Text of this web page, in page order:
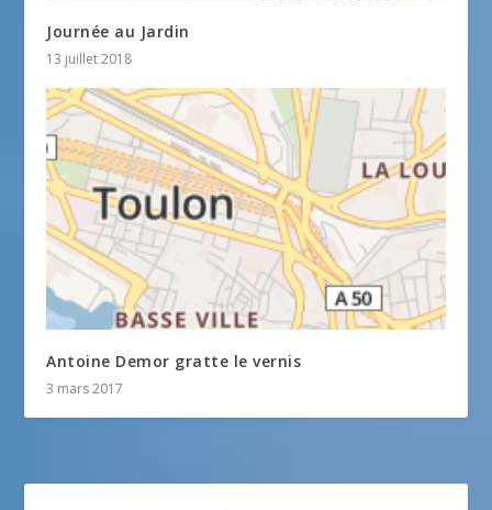
Journée au Jardin
13 juillet 2018
Antoine Demor gratte le vernis
3 mars 2017